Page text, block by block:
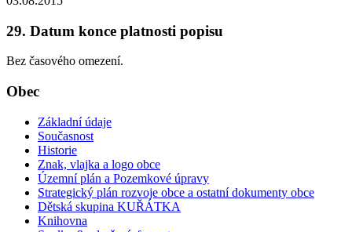
29. Datum konce platnosti popisu
Bez časového omezení.
Obec
Základní údaje
Současnost
Historie
Znak, vlajka a logo obce
Územní plán a Pozemkové úpravy
Strategický plán rozvoje obce a ostatní dokumenty obce
Dětská skupina KUŘÁTKA
Knihovna